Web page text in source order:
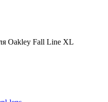
Oakley Fall Line XL